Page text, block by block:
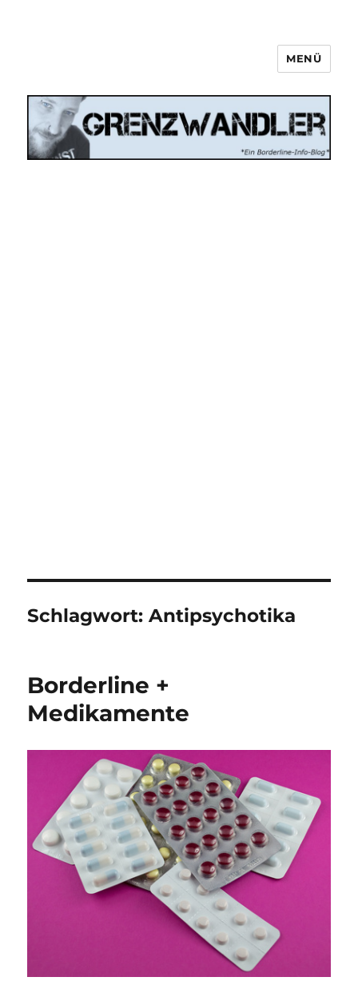
MENÜ
Schlagwort:Antipsychotika
Borderline +
Medikamente